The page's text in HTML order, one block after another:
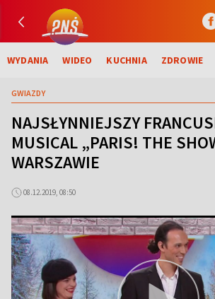
WYDANIA WIDEO KUCHNIA ZDROWIE
GWIAZDY
NAJSŁYNNIEJSZY
MUSICAL „PARIS! THE
WARSZAWIE
08.12.2019, 08:50